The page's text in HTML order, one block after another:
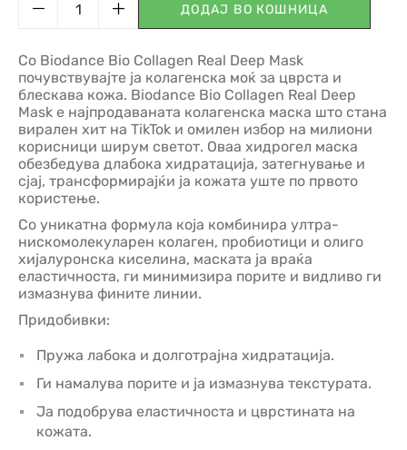
ДОДАЈ ВО КОШНИЦА
Со Biodance Bio Collagen Real Deep Mask
почувствувајте ја колагенска моќ за цврста и
блескава кожа. Biodance Bio Collagen Real Deep
Mask е најпродаваната колагенска маска што стана
вирален хит на TikTok и омилен избор на милиони
корисници ширум светот. Оваа хидрогел маска
обезбедува длабока хидратација, затегнување и
сјај, трансформирајќи ја кожата уште по првото
користење.
Со уникатна формула која комбинира ултра-
нискомолекуларен колаген, пробиотици и олиго
хијалуронска киселина, маската ја враќа
еластичноста, ги минимизира порите и видливо ги
измазнува фините линии.
Придобивки:
Пружа лабока и долготрајна хидратација.
Ги намалува порите и ја измазнува текстурата.
Ја подобрува еластичноста и цврстината на
кожата.